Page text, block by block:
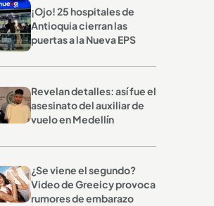
¡Ojo! 25 hospitales de
Antioquia cierran las
puertas a la Nueva EPS
Revelan detalles: así fue el
asesinato del auxiliar de
vuelo en Medellín
¿Se viene el segundo?
Video de Greeicy provoca
rumores de embarazo